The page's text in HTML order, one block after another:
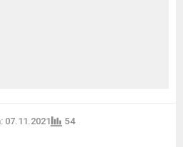
07.11.2021 54